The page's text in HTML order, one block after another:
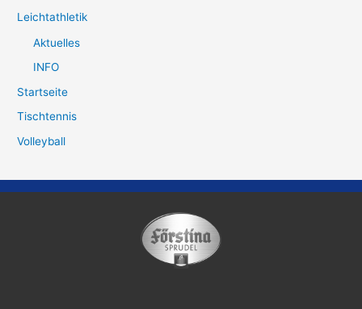
Leichtathletik
Aktuelles
INFO
Startseite
Tischtennis
Volleyball